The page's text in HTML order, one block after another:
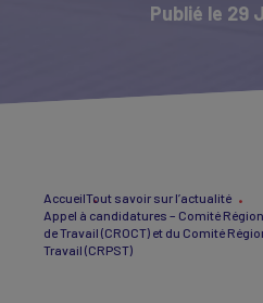
Publié le 29
AccueilTout savoir sur l’actualité
Appel à candidatures – Comité
de Travail (CROCT) et du Comité
Travail (CRPST)